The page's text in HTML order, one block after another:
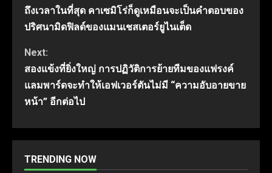
Reading
ถึงเวลาในที่สุด คาเซมิโร่ก็ดูเหมือนจะเป็นคำตอบของ
ปริศนามิดฟิลด์ของแมนเชสเตอร์ยูไนเต็ด
Next:
สองแข้งที่ยิ่งใหญ่ การปฏิวัติการย้ายทีมของแฟรงค์
แลมพาร์ดจะทําให้เอฟเวอร์ตันไม่มี “ความอับอายขาย
หน้า” อีกต่อไป
TRENDING NOW